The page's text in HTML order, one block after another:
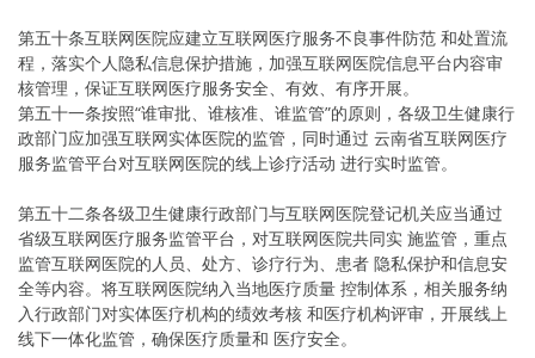
第五十条互联网医院应建立互联网医疗服务不良事件防范 和处置流
程，落实个人隐私信息保护措施，加强互联网医院信息平台内容审
核管理，保证互联网医疗服务安全、有效、有序开展。
第五十一条按照“谁审批、谁核准、谁监管”的原则，各级卫生健康行
政部门应加强互联网实体医院的监管，同时通过 云南省互联网医疗
服务监管平台对互联网医院的线上诊疗活动 进行实时监管。
第五十二条各级卫生健康行政部门与互联网医院登记机关应当通过
省级互联网医疗服务监管平台，对互联网医院共同实 施监管，重点
监管互联网医院的人员、处方、诊疗行为、患者 隐私保护和信息安
全等内容。将互联网医院纳入当地医疗质量 控制体系，相关服务纳
入行政部门对实体医疗机构的绩效考核 和医疗机构评审，开展线上
线下一体化监管，确保医疗质量和 医疗安全。